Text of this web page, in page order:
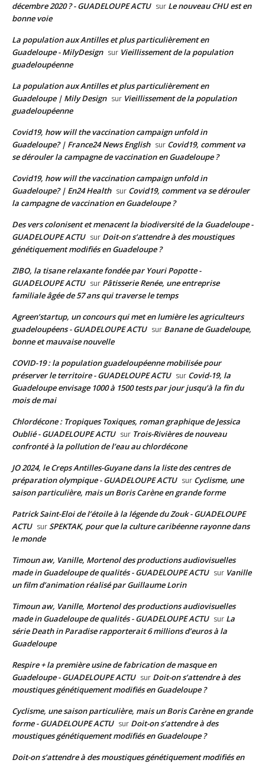
décembre 2020 ? - GUADELOUPE ACTU sur Le nouveau CHU est en
bonne voie
La population aux Antilles et plus particulièrement en
Guadeloupe - MilyDesign sur Vieillissement de la population
guadeloupéenne
La population aux Antilles et plus particulièrement en
Guadeloupe | Mily Design sur Vieillissement de la population
guadeloupéenne
Covid19, how will the vaccination campaign unfold in
Guadeloupe? | France24 News English sur Covid19, comment va
se dérouler la campagne de vaccination en Guadeloupe ?
Covid19, how will the vaccination campaign unfold in
Guadeloupe? | En24 Health sur Covid19, comment va se dérouler
la campagne de vaccination en Guadeloupe ?
Des vers colonisent et menacent la biodiversité de la Guadeloupe -
GUADELOUPE ACTU sur Doit-on s’attendre à des moustiques
génétiquement modifiés en Guadeloupe ?
ZIBO, la tisane relaxante fondée par Youri Popotte -
GUADELOUPE ACTU sur Pâtisserie Renée, une entreprise
familiale âgée de 57 ans qui traverse le temps
Agreen’startup, un concours qui met en lumière les agriculteurs
guadeloupéens - GUADELOUPE ACTU sur Banane de Guadeloupe,
bonne et mauvaise nouvelle
COVID-19 : la population guadeloupéenne mobilisée pour
préserver le territoire - GUADELOUPE ACTU sur Covid-19, la
Guadeloupe envisage 1000 à 1500 tests par jour jusqu’à la fin du
mois de mai
Chlordécone : Tropiques Toxiques, roman graphique de Jessica
Oublié - GUADELOUPE ACTU sur Trois-Rivières de nouveau
confronté à la pollution de l’eau au chlordécone
JO 2024, le Creps Antilles-Guyane dans la liste des centres de
préparation olympique - GUADELOUPE ACTU sur Cyclisme, une
saison particulière, mais un Boris Carène en grande forme
Patrick Saint-Eloi de l’étoile à la légende du Zouk - GUADELOUPE
ACTU surSPEKTAK, pour que la culture caribéenne rayonne dans
le monde
Timoun aw, Vanille, Mortenol des productions audiovisuelles
made in Guadeloupe de qualités - GUADELOUPE ACTU sur Vanille
un film d’animation réalisé par Guillaume Lorin
Timoun aw, Vanille, Mortenol des productions audiovisuelles
made in Guadeloupe de qualités - GUADELOUPE ACTU sur La
série Death in Paradise rapporterait 6 millions d’euros à la
Guadeloupe
Respire + la première usine de fabrication de masque en
Guadeloupe - GUADELOUPE ACTU sur Doit-on s’attendre à des
moustiques génétiquement modifiés en Guadeloupe ?
Cyclisme, une saison particulière, mais un Boris Carène en grande
forme - GUADELOUPE ACTU sur Doit-on s’attendre à des
moustiques génétiquement modifiés en Guadeloupe ?
Doit-on s’attendre à des moustiques génétiquement modifiés en